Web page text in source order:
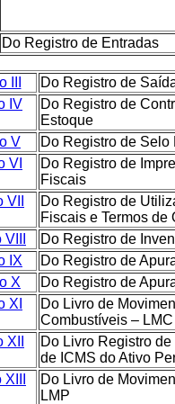
Do Registro de Entradas
III
Do Registro de
IV
Do Registro de
Estoque
V
Do Registro de
VI
Do Registro de
Fiscais
Do Registro de
Fiscais e Termos de
Do Registro de
IX
Do Registro de
X
Do Registro de
XI
Do Livro de
Combustíveis – LMC
Do Livro Registro
de ICMS do Ativo
Do Livro de
LMP